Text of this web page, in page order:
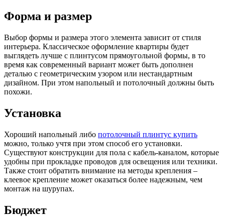
Форма и размер
Выбор формы и размера этого элемента зависит от стиля
интерьера. Классическое оформление квартиры будет
выглядеть лучше с плинтусом прямоугольной формы, в то
время как современный вариант может быть дополнен
деталью с геометрическим узором или нестандартным
дизайном. При этом напольный и потолочный должны быть
похожи.
Установка
Хороший напольный либо потолочный плинтус купить
можно, только учтя при этом способ его установки.
Существуют конструкции для пола с кабель-каналом, которые
удобны при прокладке проводов для освещения или техники.
Также стоит обратить внимание на методы крепления –
клеевое крепление может оказаться более надежным, чем
монтаж на шурупах.
Бюджет